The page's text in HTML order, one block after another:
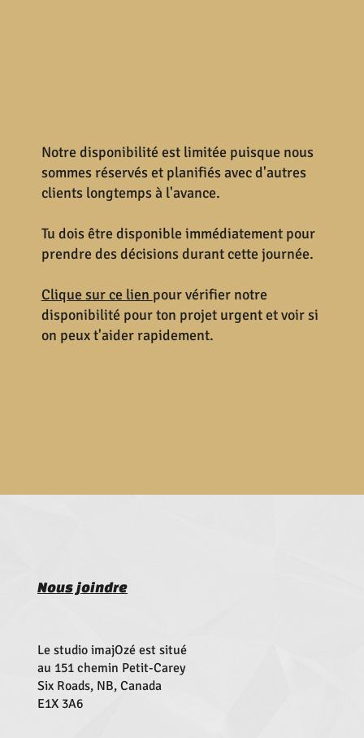
Notre disponibilité est limitée puisque nous
sommes réservés et planifiés avec d'autres
clients longtemps à l'avance.
Tu dois être disponible immédiatement pour
prendre des décisions durant cette journée.
Clique sur ce lien pour vérifier notre
disponibilité pour ton projet urgent et voir si
on peux t'aider rapidement.
Nous joindre
Le studio imajOzé est situé
au 151 chemin Petit-Carey
Six Roads, NB, Canada
E1X 3A6